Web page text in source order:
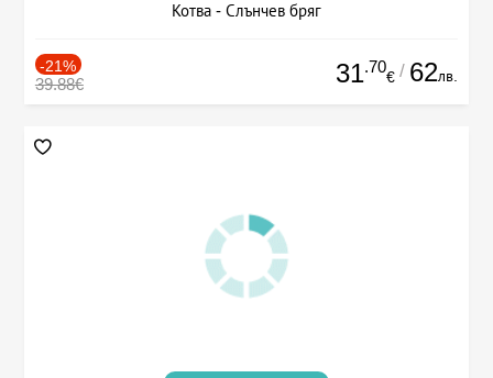
Котва - Слънчев бряг
-21%
39.88€ 31.70
€ / 62лв.